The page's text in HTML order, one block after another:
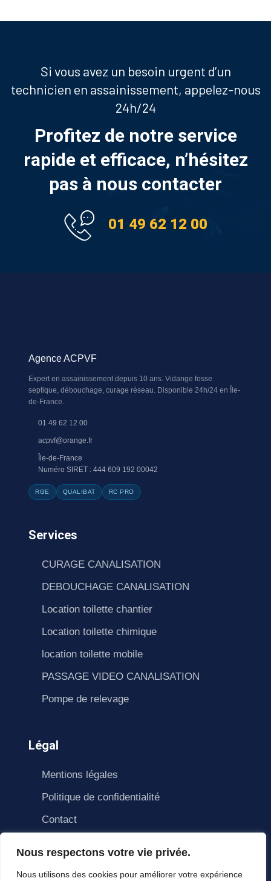
Nous respectons votre vie privée.
Nous utilisons des cookies pour améliorer votre expérience
Si vous avez un besoin urgent d’un
technicien en assainissement, appelez-nous
24h/24
Profitez de notre service
rapide et efficace, n’hésitez
pas à nous contacter
01 49 62 12 00
Agence ACPVF
Expert en assainissement depuis 10 ans. Vidange fosse
septique, débouchage, curage réseau. Disponible 24h/24 en Île-
de-France.
01 49 62 12 00
acpvf@orange.fr
Île-de-France
Numéro SIRET : 444 609 192 00042
RGE QUALIBAT RC PRO
Services
CURAGE CANALISATION
DEBOUCHAGE CANALISATION
Location toilette chantier
Location toilette chimique
location toilette mobile
PASSAGE VIDEO CANALISATION
Pompe de relevage
Légal
Mentions légales
Politique de confidentialité
Contact